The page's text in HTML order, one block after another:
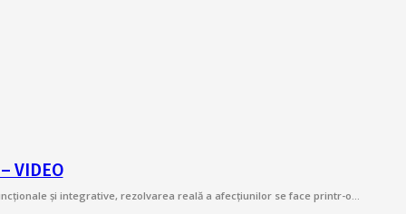
VIDEO
și integrative, rezolvarea reală a afecțiunilor se face printr-o…